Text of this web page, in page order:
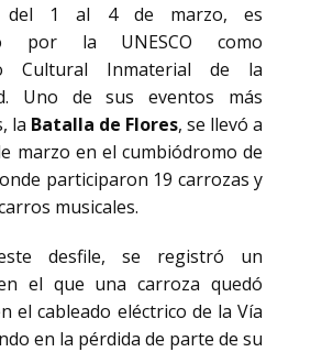
del 1 al 4 de marzo, es
por la UNESCO como
Cultural Inmaterial de la
Uno de sus eventos más
la Batalla de Flores, se llevó a
marzo en el cumbiódromo de
participaron 19 carrozas y
musicales.
desfile, se registró un
el que una carroza quedó
el cableado eléctrico de la Vía
en la pérdida de parte de su